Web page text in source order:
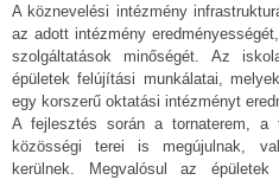
A köznevelési intézmény
az adott intézmény
szolgáltatások minőségét. Az
épületek felújítási munkálatai,
egy korszerű oktatási intézményt
A fejlesztés során a tornaterem,
közösségi terei is megújulnak,
kerülnek. Megvalósul az